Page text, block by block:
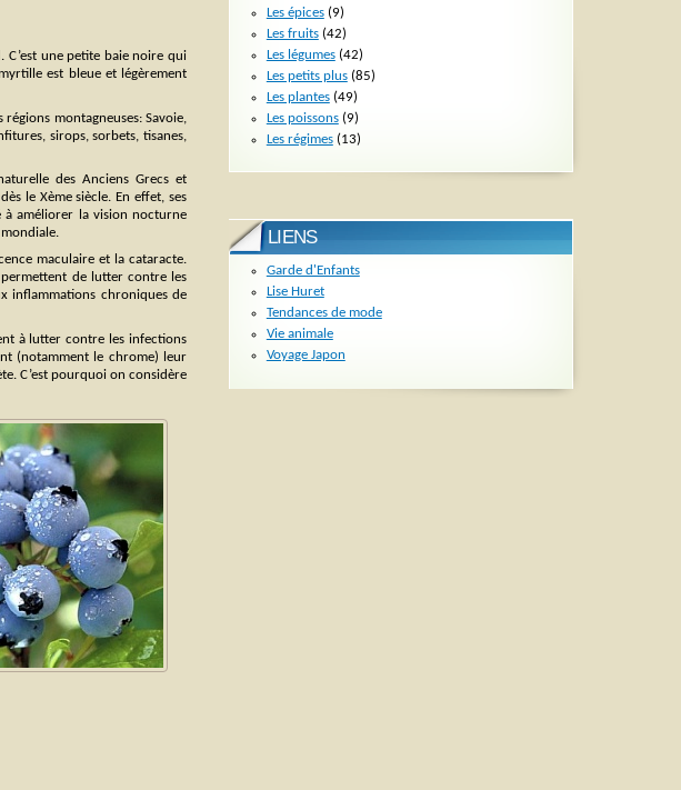
C’est une petite baie noire qui
est bleue et légèrement
montagneuses: Savoie,
sirops, sorbets, tisanes,
des Anciens Grecs et
le Xème siècle. En effet, ses
à améliorer la vision nocturne
maculaire et la cataracte.
permettent de lutter contre les
inflammations chroniques de
à lutter contre les infections
(notamment le chrome) leur
C’est pourquoi on considère
Les épices(9)
Les fruits(42)
Les légumes(42)
Les petits plus(85)
Les plantes(49)
Les poissons(9)
Les régimes(13)
LIENS
Garde d'Enfants
Lise Huret
Tendances de mode
Vie animale
Voyage Japon